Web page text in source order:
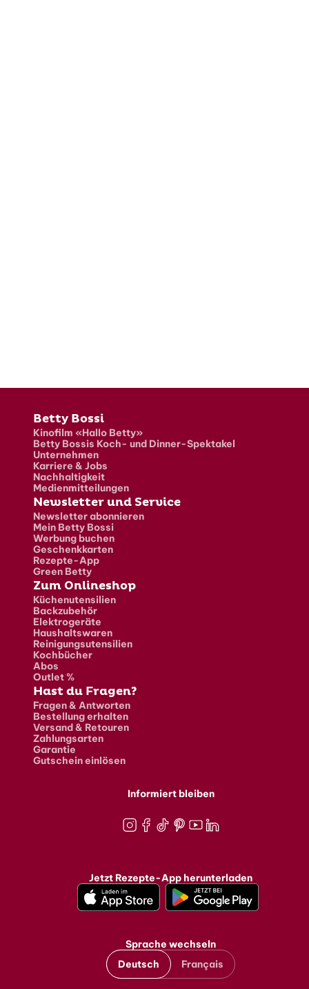
Fusszeile
Betty Bossi
Kinofilm «Hallo Betty»
Betty Bossis Koch- und Dinner-Spektakel
Unternehmen
Karriere & Jobs
Nachhaltigkeit
Medienmitteilungen
Newsletter und Service
Newsletter abonnieren
Mein Betty Bossi
Werbung buchen
Geschenkkarten
Rezepte-App
Green Betty
Zum Onlineshop
Küchenutensilien
Backzubehör
Elektrogeräte
Haushaltswaren
Reinigungsutensilien
Kochbücher
Abos
Outlet %
Hast du Fragen?
Fragen & Antworten
Bestellung erhalten
Versand & Retouren
Zahlungsarten
Garantie
Gutschein einlösen
Informiert bleiben
Jetzt Rezepte-App herunterladen
Sprache wechseln
Deutsch
Français